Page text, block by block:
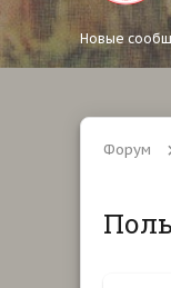
Новые
Форум